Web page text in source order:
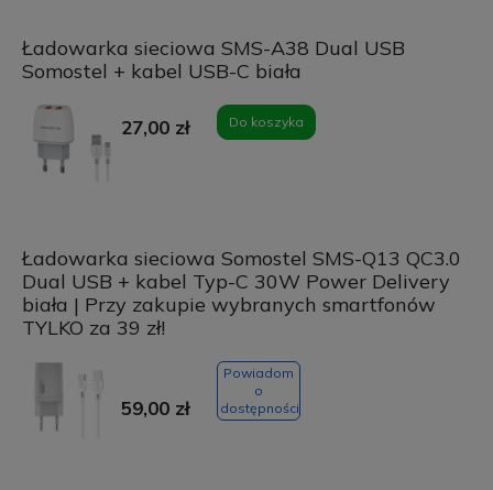
Ładowarka sieciowa SMS-A38 Dual USB
Somostel + kabel USB-C biała
27,00 zł Do koszyka
Ładowarka sieciowa Somostel SMS-Q13 QC3.0
Dual USB + kabel Typ-C 30W Power Delivery
biała | Przy zakupie wybranych smartfonów
TYLKO za 39 zł!
59,00 zł
Powiadom
o
dostępności